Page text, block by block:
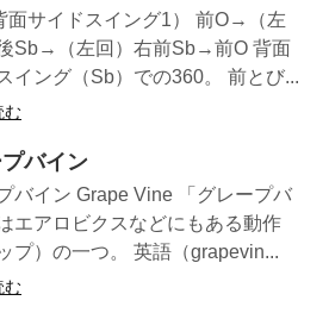
面サイドスイング1） 前O→（左
Sb→（左回）右前Sb→前O 背面
イング（Sb）での360。 前とび...
む
バイン
バイン Grape Vine 「グレープバ
エアロビクスなどにもある動作
プ）の一つ。 英語（grapevin...
む